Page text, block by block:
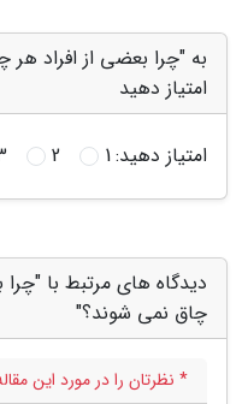
به "چرا بعضی از افراد
امتیاز دهید
امتیاز دهید:1
2
دیدگاه های مرتبط با
چاق نمی شوند؟"
* نظرتان را در مورد این